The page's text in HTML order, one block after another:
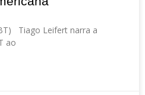
Tiago Leifert narra a
ao